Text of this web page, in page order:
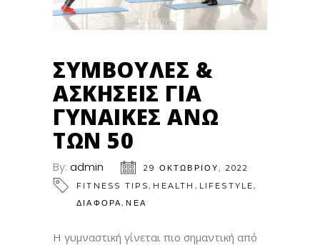
ΣΥΜΒΟΥΛΈΣ &
ΆΣΚΗΣΕΙΣ ΓΙΑ
ΓΥΝΑΊΚΕΣ ΆΝΩ
ΤΩΝ 50
By: admin
29 ΟΚΤΩΒΡΊΟΥ, 2022
FITNESS TIPS, HEALTH , LIFESTYLE,
ΔΙΑΦΟΡΑ,ΝΕΑ
Η γυμναστική γίνεται πιο σημαντική από